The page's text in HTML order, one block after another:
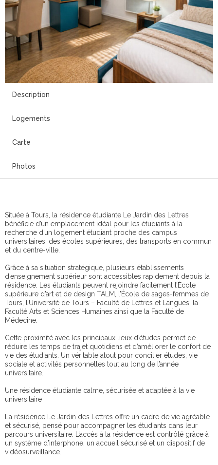
Description
Logements
Carte
Photos
Située à Tours, la résidence étudiante Le Jardin des Lettres
bénéficie d’un emplacement idéal pour les étudiants à la
recherche d’un logement étudiant proche des campus
universitaires, des écoles supérieures, des transports en commun
et du centre-ville.
Grâce à sa situation stratégique, plusieurs établissements
d’enseignement supérieur sont accessibles rapidement depuis la
résidence. Les étudiants peuvent rejoindre facilement l’École
supérieure d’art et de design TALM, l’École de sages-femmes de
Tours, l’Université de Tours – Faculté de Lettres et Langues, la
Faculté Arts et Sciences Humaines ainsi que la Faculté de
Médecine.
Cette proximité avec les principaux lieux d’études permet de
réduire les temps de trajet quotidiens et d’améliorer le confort de
vie des étudiants. Un véritable atout pour concilier études, vie
sociale et activités personnelles tout au long de l’année
universitaire.
Une résidence étudiante calme, sécurisée et adaptée à la vie
universitaire
La résidence Le Jardin des Lettres offre un cadre de vie agréable
et sécurisé, pensé pour accompagner les étudiants dans leur
parcours universitaire. L’accès à la résidence est contrôlé grâce à
un système d’interphone, un accueil sécurisé et un dispositif de
vidéosurveillance.